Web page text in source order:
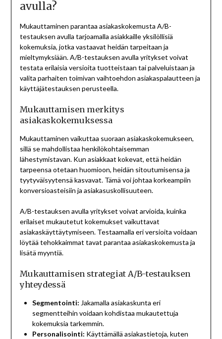
avulla?
Mukauttaminen parantaa asiakaskokemusta A/B-
testauksen avulla tarjoamalla asiakkaille yksilöllisiä
kokemuksia, jotka vastaavat heidän tarpeitaan ja
mieltymyksiään. A/B-testauksen avulla yritykset voivat
testata erilaisia versioita tuotteistaan tai palveluistaan ja
valita parhaiten toimivan vaihtoehdon asiakaspalautteen ja
käyttäjätestauksen perusteella.
Mukauttamisen merkitys
asiakaskokemuksessa
Mukauttaminen vaikuttaa suoraan asiakaskokemukseen,
sillä se mahdollistaa henkilökohtaisemman
lähestymistavan. Kun asiakkaat kokevat, että heidän
tarpeensa otetaan huomioon, heidän sitoutumisensa ja
tyytyväisyytensä kasvavat. Tämä voi johtaa korkeampiin
konversioasteisiin ja asiakasuskollisuuteen.
A/B-testauksen avulla yritykset voivat arvioida, kuinka
erilaiset mukautetut kokemukset vaikuttavat
asiakaskäyttäytymiseen. Testaamalla eri versioita voidaan
löytää tehokkaimmat tavat parantaa asiakaskokemusta ja
lisätä myyntiä.
Mukauttamisen strategiat A/B-testauksen
yhteydessä
Segmentointi: Jakamalla asiakaskunta eri
segmentteihin voidaan kohdistaa mukautettuja
kokemuksia tarkemmin.
Personalisointi: Käyttämällä asiakastietoja, kuten